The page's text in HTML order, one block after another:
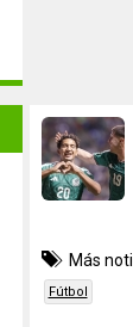
Más
Fútbol